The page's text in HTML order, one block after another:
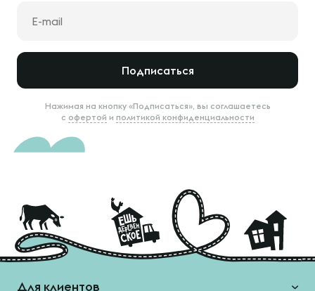
Подписаться
Нажимая на кнопку «Подписаться», вы соглашаетесь
с офертой и политикой конфиденциальности
Для клиентов